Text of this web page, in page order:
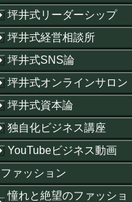
坪井式リーダーシップ
坪井式経営相談所
坪井式SNS論
坪井式オンラインサロン
坪井式資本論
独自化ビジネス講座
YouTubeビジネス動画
ファッション
憧れと絶望のファッショ